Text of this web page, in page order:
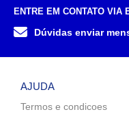
ENTRE EM CONTATO VIA
Dúvidas enviar
AJUDA
Termos e condicoes